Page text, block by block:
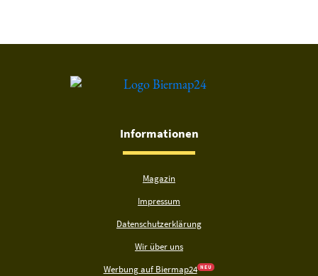
Informationen
Magazin
Impressum
Datenschutzerklärung
Wir über uns
Werbung auf Biermap24 N E U